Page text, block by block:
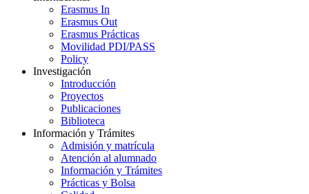
Erasmus In
Erasmus Out
Erasmus Prácticas
Movilidad PDI/PASS
Policy
Investigación
Introducción
Proyectos
Publicaciones
Biblioteca
Información y Trámites
Admisión y matrícula
Atención al alumnado
Información y Trámites
Prácticas y Bolsa